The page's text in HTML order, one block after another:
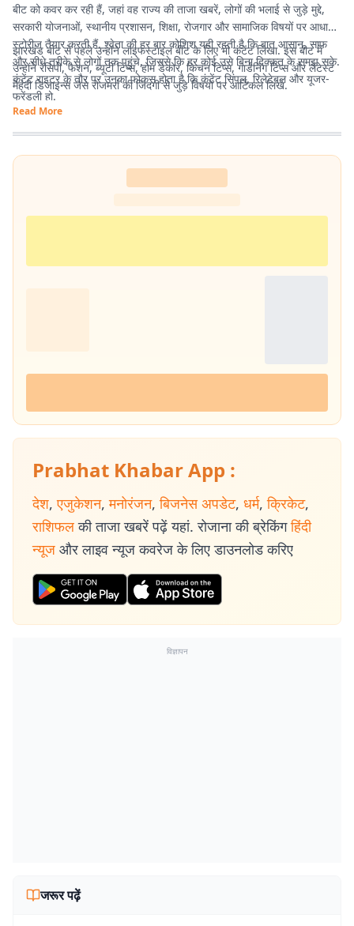
बीट को कवर कर रही हैं, जहां वह राज्य की ताजा खबरें, लोगों की भलाई से जुड़े मुद्दे,
सरकारी योजनाओं, स्थानीय प्रशासन, शिक्षा, रोजगार और सामाजिक विषयों पर आधारित
स्टोरीज तैयार करती हैं. श्वेता की हर बार कोशिश यही रहती है कि बात आसान, साफ
और सीधे तरीके से लोगों तक पहुंचे, जिससे कि हर कोई उसे बिना दिक्कत के समझ सके.
कंटेंट राइटर के तौर पर उनका फोकस होता है कि कंटेंट सिंपल, रिलेटेबल और यूजर-
फ्रेंडली हो.
झारखंड बीट से पहले उन्होंने लाइफस्टाइल बीट के लिए भी कंटेंट लिखा. इस बीट में
उन्होंने रेसिपी, फैशन, ब्यूटी टिप्स, होम डेकोर, किचन टिप्स, गार्डनिंग टिप्स और लेटेस्ट
मेहंदी डिजाइन्स जैसे रोजमर्रा की जिंदगी से जुड़े विषयों पर आर्टिकल लिखे.
Read More
Prabhat Khabar App :
देश, एजुकेशन, मनोरंजन, बिजनेस अपडेट, धर्म, क्रिकेट,
राशिफल की ताजा खबरें पढ़ें यहां. रोजाना की ब्रेकिंग हिंदी
न्यूज और लाइव न्यूज कवरेज के लिए डाउनलोड करिए
विज्ञापन
जरूर पढ़ें